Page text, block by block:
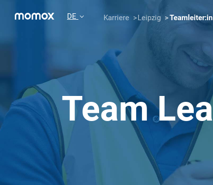
DE Karriere Leipzig Teamleiter:in
Team